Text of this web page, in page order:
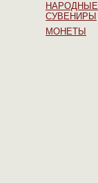
НАРОДНЫЕ
СУВЕНИРЫ
МОНЕТЫ